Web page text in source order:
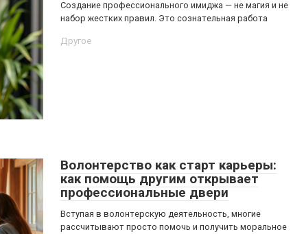
Создание профессионального имиджа — не магия и не
набор жестких правил. Это сознательная работа
Другое
Волонтерство как старт карьеры:
как помощь другим открывает
профессиональные двери
Вступая в волонтерскую деятельность, многие
рассчитывают просто помочь и получить моральное